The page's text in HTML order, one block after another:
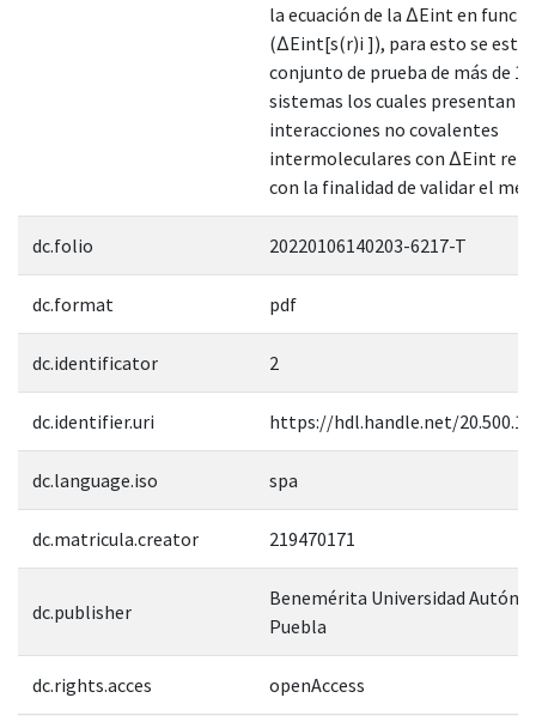
la ecuación de la ∆Eint en
(∆Eint[s(r)i ]), para esto se
conjunto de prueba de más de
sistemas los cuales presentan
interacciones no covalentes
intermoleculares con ∆Eint
con la finalidad de validar el
dc.folio 20220106140203-6217-T
dc.format pdf
dc.identificator 2
dc.identifier.uri https://hdl.handle.net/
dc.language.iso spa
dc.matricula.creator 219470171
dc.publisher
Benemérita Universidad
Puebla
dc.rights.acces openAccess